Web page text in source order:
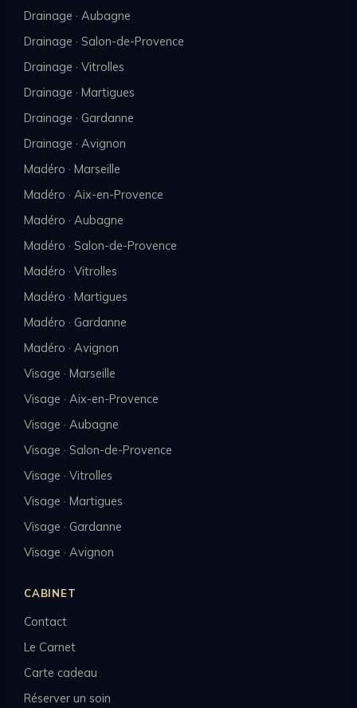
Drainage · Aubagne
Drainage · Salon-de-Provence
Drainage · Vitrolles
Drainage · Martigues
Drainage · Gardanne
Drainage · Avignon
Madéro · Marseille
Madéro · Aix-en-Provence
Madéro · Aubagne
Madéro · Salon-de-Provence
Madéro · Vitrolles
Madéro · Martigues
Madéro · Gardanne
Madéro · Avignon
Visage · Marseille
Visage · Aix-en-Provence
Visage · Aubagne
Visage · Salon-de-Provence
Visage · Vitrolles
Visage · Martigues
Visage · Gardanne
Visage · Avignon
CABINET
Contact
Le Carnet
Carte cadeau
Réserver un soin